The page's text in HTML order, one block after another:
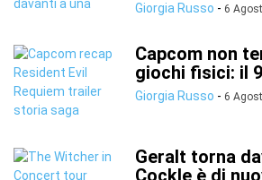
Giorgia Russo - 6
Capcom non
giochi fisici: il
Giorgia Russo - 6
Geralt torna
Cockle è di